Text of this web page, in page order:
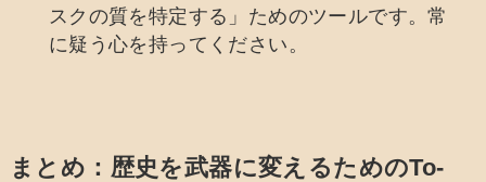
スクの質を特定する」ためのツールです。常
に疑う心を持ってください。
まとめ：歴史を武器に変えるためのTo-